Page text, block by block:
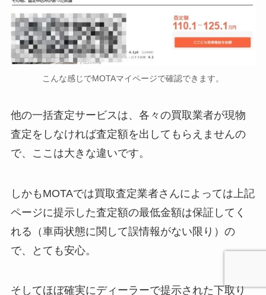
こんな感じでMOTAマイページで確認できます。
他の一括査定サービスは、各々の買取業者が現物
査定をしなければ査定額を出してもらえませんの
で、ここは大きな違いです。
しかもMOTAでは買取査定業者さんによっては上記
ページに提示した査定額の最低金額は保証してく
れる（車両状態に関して誤情報がない限り）の
で、とても安心。
そしてほぼ確実にディーラーで提示された下取り